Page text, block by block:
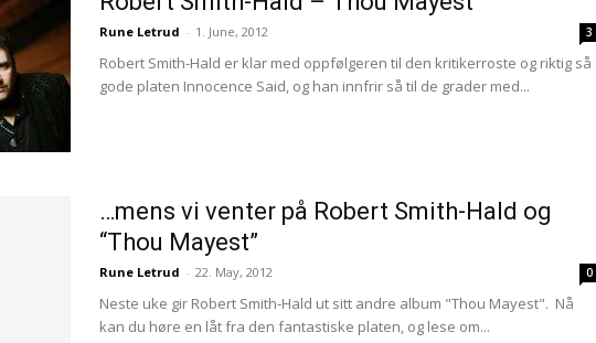
Rune Letrud - 1. June, 2012 3
Robert Smith-Hald er klar med oppfølgeren til den kritikerroste og riktig så
gode platen Innocence Said, og han innfrir så til de grader med...
…mens vi venter på Robert Smith-Hald og
“Thou Mayest”
Rune Letrud - 22. May, 2012 0
Neste uke gir Robert Smith-Hald ut sitt andre album "Thou Mayest". Nå
kan du høre en låt fra den fantastiske platen, og lese om...